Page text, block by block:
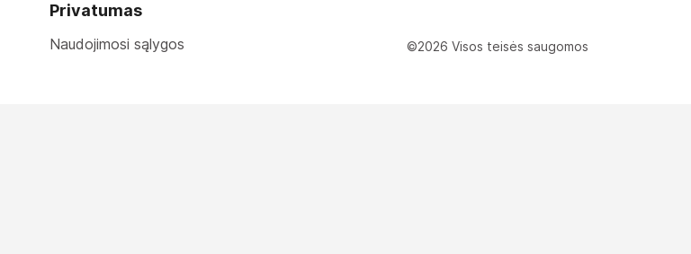
Privatumas
Naudojimosi sąlygos ©2026 Visos teisės saugomos